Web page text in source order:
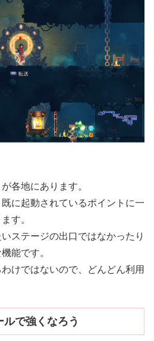
各地にあります。
に起動されているポイントに一
す。
ステージの出口ではなかったり
能です。
けではないので、どんどん利用
で強くなろう